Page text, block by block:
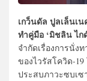
เกว็นดัล ปูลเล็นเน
ทำคู่มือ ‘มิชลิน ไก
จำกัดเรื่องการนั่ง
ของไวรัสโควิด-
ประสบภาวะซบเซ